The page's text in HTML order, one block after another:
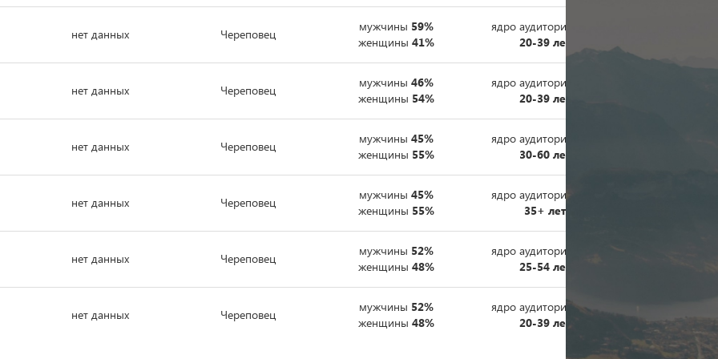
нет данных Череповец
мужчины 59%
женщины 41%
ядро аудитории
20-39 лет
нет данных Череповец
мужчины 46%
женщины 54%
ядро аудитории
20-39 лет
нет данных Череповец
мужчины 45%
женщины 55%
ядро аудитории
30-60 лет
нет данных Череповец
мужчины 45%
женщины 55%
ядро аудитории
35+ лет
нет данных Череповец
мужчины 52%
женщины 48%
ядро аудитории
25-54 лет
нет данных Череповец
мужчины 52%
женщины 48%
ядро аудитории65%
20-39 лет